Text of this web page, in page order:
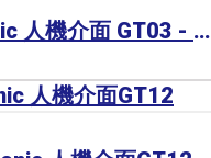
Panasonic 人機介面 GT03 - 3.5"